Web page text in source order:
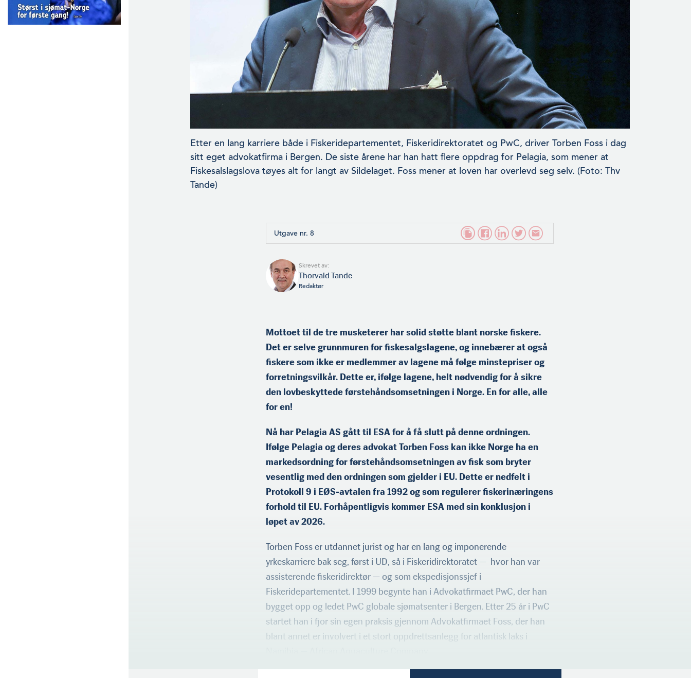
Etter en lang karriere både i Fiskeridepartementet, Fiskeridirektoratet og PwC, driver Torben Foss i dag
sitt eget advokatfirma i Bergen. De siste årene har han hatt flere oppdrag for Pelagia, som mener at
Fiskesalslagslova tøyes alt for langt av Sildelaget. Foss mener at loven har overlevd seg selv. (Foto: Thv
Tande)
Utgave nr. 8
Skrevet av:
Thorvald Tande
Redaktør
Mottoet til de tre musketerer har solid støtte blant norske fiskere.
Det er selve grunnmuren for fiskesalgslagene, og innebærer at også
fiskere som ikke er medlemmer av lagene må følge minstepriser og
forretningsvilkår. Dette er, ifølge lagene, helt nødvendig for å sikre
den lovbeskyttede førstehåndsomsetningen i Norge. En for alle, alle
for en!
Nå har Pelagia AS gått til ESA for å få slutt på denne ordningen.
Ifølge Pelagia og deres advokat Torben Foss kan ikke Norge ha en
markedsordning for førstehåndsomsetningen av fisk som bryter
vesentlig med den ordningen som gjelder i EU. Dette er nedfelt i
Protokoll 9 i EØS-avtalen fra 1992 og som regulerer fiskerinæringens
forhold til EU. Forhåpentligvis kommer ESA med sin konklusjon i
løpet av 2026.
Torben Foss er utdannet jurist og har en lang og imponerende
yrkeskarriere bak seg, først i UD, så i Fiskeridirektoratet — hvor han var
assisterende fiskeridirektør — og som ekspedisjonssjef i
Fiskeridepartementet. I 1999 begynte han i Advokatfirmaet PwC, der han
bygget opp og ledet PwC globale sjømatsenter i Bergen. Etter 25 år i PwC
startet han i fjor sin egen praksis gjennom Advokatfirmaet Foss, der han
blant annet er involvert i et stort oppdrettsanlegg for atlantisk laks i